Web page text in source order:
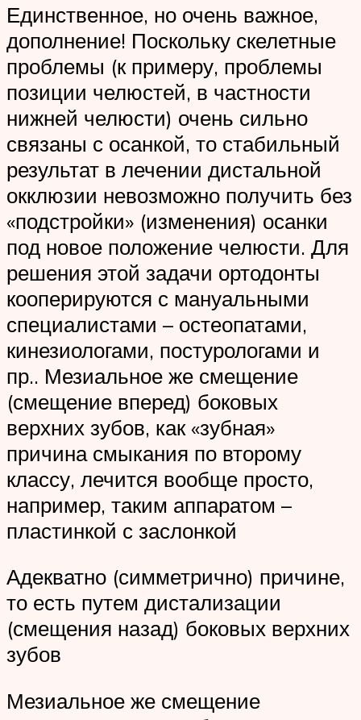
Единственное, но очень важное,
дополнение! Поскольку скелетные
проблемы (к примеру, проблемы
позиции челюстей, в частности
нижней челюсти) очень сильно
связаны с осанкой, то стабильный
результат в лечении дистальной
окклюзии невозможно получить без
«подстройки» (изменения) осанки
под новое положение челюсти. Для
решения этой задачи ортодонты
кооперируются с мануальными
специалистами – остеопатами,
кинезиологами, постурологами и
пр.. Мезиальное же смещение
(смещение вперед) боковых
верхних зубов, как «зубная»
причина смыкания по второму
классу, лечится вообще просто,
например, таким аппаратом –
пластинкой с заслонкой
Адекватно (симметрично) причине,
то есть путем дистализации
(смещения назад) боковых верхних
зубов
Мезиальное же смещение